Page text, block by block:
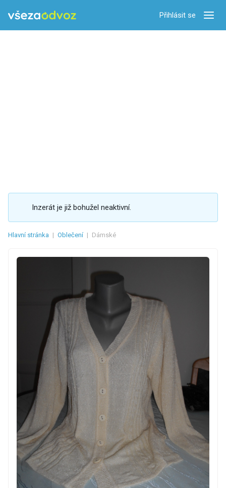
Přihlásit se
Inzerát je již bohužel neaktivní.
Hlavní stránka | Oblečení | Dámské